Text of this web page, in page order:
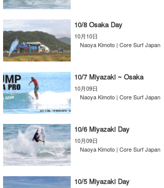
10/8 Osaka Day
10月10日
Naoya Kimoto | Core Surf Japan
10/7 Miyazaki ~ Osaka
10月09日
Naoya Kimoto | Core Surf Japan
10/6 Miyazaki Day
10月09日
Naoya Kimoto | Core Surf Japan
10/5 Miyazaki Day
mitsuteru Kamio
Yasunari Inoue
Yoshiyuki Obata
arukasvision
DELTA FORCE SURF
CBA Films
熊谷素子
SURFMEDIA
Colors MAGAZINE
WAVAL
波伝説アンバサダー/プロライダー
福島寿実子
中浦“JET”章
嵯峨明日香
進士剛光
田原啓江
植村未来
NOBUFUKU
大野”MAR”修聖
波伝説スタッフ
☆加藤
+☆maki☆+
Aichan
chan-U
ECE
G◎Da
H
波伝説